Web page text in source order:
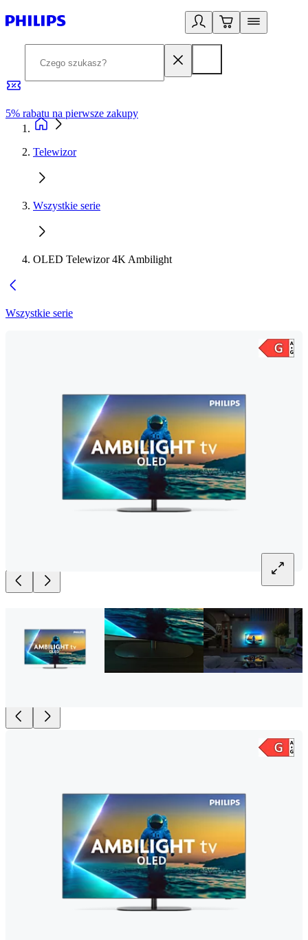
5% rabatu na pierwsze zakupy
Telewizor
Wszystkie serie
OLED Telewizor 4K Ambilight
Wszystkie serie